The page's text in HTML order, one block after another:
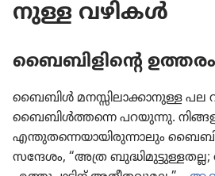
നു​ള്ള വഴികൾ
ബൈബി​ളി​ന്റെ ഉത്തരം
ബൈബിൾ മനസ്സി​ലാ​ക്കാ​നു​ള്ള പല
ബൈബിൾത്ത​ന്നെ പറയുന്നു.
എന്തുത​ന്നെ​യാ​യി​രു​ന്നാ​ലും
സന്ദേശം, “അത്ര